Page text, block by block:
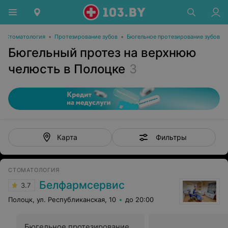
Стоматология • Протезирование зубов • Бюгельное протезирование зубов
Бюгельный протез на верхнюю
челюсть в Полоцке 3
Карта Фильтры
СТОМАТОЛОГИЯ
3.7 Белфармсервис
Полоцк, ул. Республиканская, 10 до 20:00